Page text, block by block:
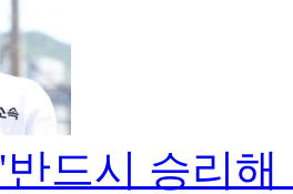
드시 승리